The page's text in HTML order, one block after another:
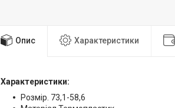
Опис Характеристики
Характеристики:
Розмір. 73,1-58,6